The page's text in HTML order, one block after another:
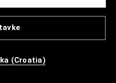
(Croatia)